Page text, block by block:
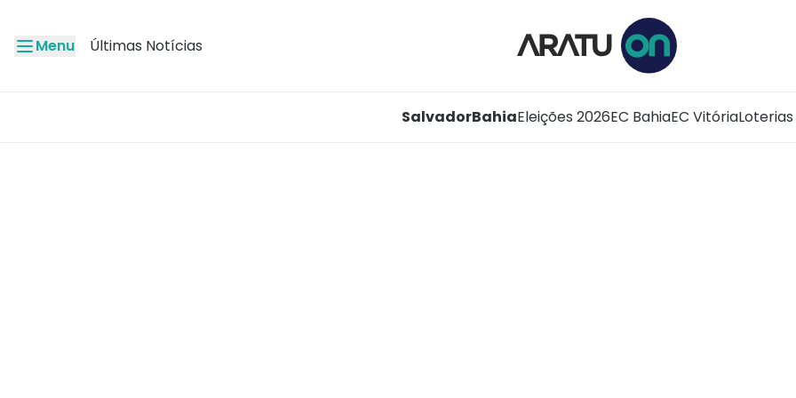
Menu Últimas Notícias
SalvadorBahiaEleições 2026EC BahiaEC VitóriaLoterias